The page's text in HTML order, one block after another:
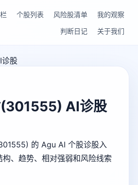
个股列表 风险股清单
我的观察
判断日记
关于我们
诊股
AI诊股
的 Agu AI 个股诊股入
构、趋势、相对强弱和风险线索